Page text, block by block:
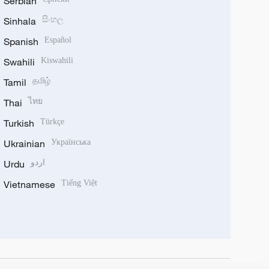
Sinhala සිංහල
Spanish Español
Swahili Kiswahili
Tamil தமிழ்
Thai ไทย
Turkish Türkçe
Ukrainian Українська
Urdu اردو
Vietnamese Tiếng Việt